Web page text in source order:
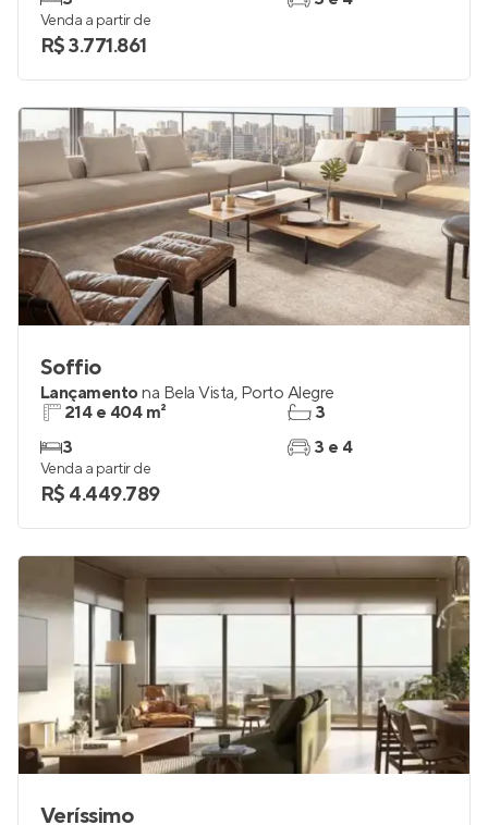
Venda a partir de
R$ 3.771.861
Soffio
Lançamentona Bela Vista, Porto Alegre
214 e 404 m²
3
3
3 e 4
Venda a partir de
R$ 4.449.789
Veríssimo